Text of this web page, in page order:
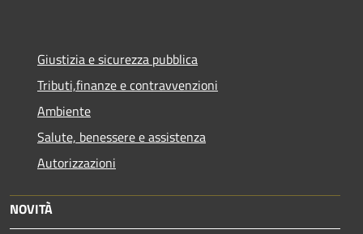
Giustizia e sicurezza pubblica
Tributi,finanze e contravvenzioni
Ambiente
Salute, benessere e assistenza
Autorizzazioni
NOVITÀ